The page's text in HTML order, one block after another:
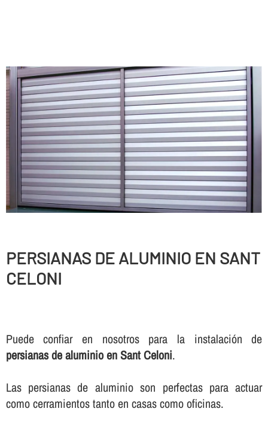
PERSIANAS DE ALUMINIO EN SANT
CELONI
Puede confiar en nosotros para la instalación de
persianas de aluminio en Sant Celoni.
Las persianas de aluminio son perfectas para actuar
como cerramientos tanto en casas como oficinas.